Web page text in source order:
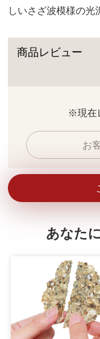
しいさざ波模様の光
商品レビュー
※現在
お
あなた